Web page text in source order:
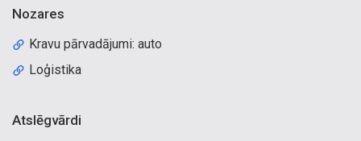
Nozares
Kravu pārvadājumi: auto
Loģistika
Atslēgvārdi